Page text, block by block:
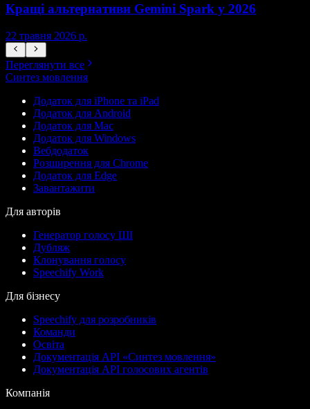
Кращі альтернативи Gemini Spark у 2026
22 травня 2026 р.
Переглянути все
Синтез мовлення
Додаток для iPhone та iPad
Додаток для Android
Додаток для Mac
Додаток для Windows
Вебдодаток
Розширення для Chrome
Додаток для Edge
Завантажити
Для авторів
Генератор голосу ШІ
Дубляж
Клонування голосу
Speechify Work
Для бізнесу
Speechify для розробників
Команди
Освіта
Документація API «Синтез мовлення»
Документація API голосових агентів
Компанія